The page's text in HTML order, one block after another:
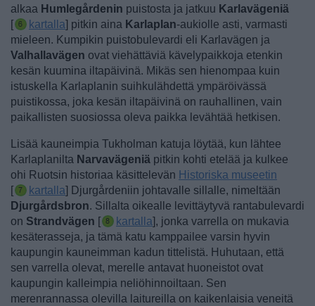
alkaa Humlegårdenin puistosta ja jatkuu Karlavägeniä
[
kartalla] pitkin aina Karlaplan-aukiolle asti, varmasti
mieleen. Kumpikin puistobulevardi eli Karlavägen ja
Valhallavägen ovat viehättäviä kävelypaikkoja etenkin
kesän kuumina iltapäivinä. Mikäs sen hienompaa kuin
istuskella Karlaplanin suihkulähdettä ympäröivässä
puistikossa, joka kesän iltapäivinä on rauhallinen, vain
paikallisten suosiossa oleva paikka levähtää hetkisen.
Lisää kauneimpia Tukholman katuja löytää, kun lähtee
Karlaplanilta Narvavägeniä pitkin kohti etelää ja kulkee
ohi Ruotsin historiaa käsittelevän Historiska museetin
[
kartalla] Djurgårdeniin johtavalle sillalle, nimeltään
Djurgårdsbron. Sillalta oikealle levittäytyvä rantabulevardi
on Strandvägen [ kartalla], jonka varrella on mukavia
kesäterasseja, ja tämä katu kamppailee varsin hyvin
kaupungin kauneimman kadun tittelistä. Huhutaan, että
sen varrella olevat, merelle antavat huoneistot ovat
kaupungin kalleimpia neliöhinnoiltaan. Sen
merenrannassa olevilla laitureilla on kaikenlaisia veneitä